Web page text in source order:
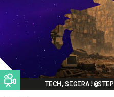
Image
TECH,SIGIRA!@STEP